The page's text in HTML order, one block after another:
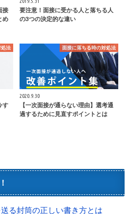
接
め
要注意！面接に受かる人と落ちる人
の3つの決定的な違い
処法
す
面接に落ちる時の対処法
2020.9.30
【一次面接が通らない理由】選考通
過するために見直すポイントとは
る封筒の正しい書き方とは